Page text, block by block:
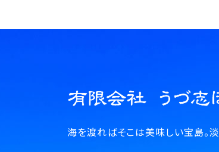
海を渡ればそこは美味しい宝島。